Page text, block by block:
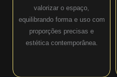
valorizar o espaço,
equilibrando forma e uso com
proporções precisas e
estética contemporânea.